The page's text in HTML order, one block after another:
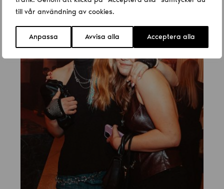
till vår användning av cookies.
Anpassa Avvisa alla Acceptera alla